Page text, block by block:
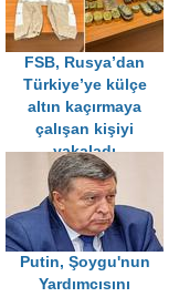
FSB, Rusya’dan
Türkiye’ye külçe
altın kaçırmaya
çalışan kişiyi
yakaladı
Putin, Şoygu'nun
Yardımcısını